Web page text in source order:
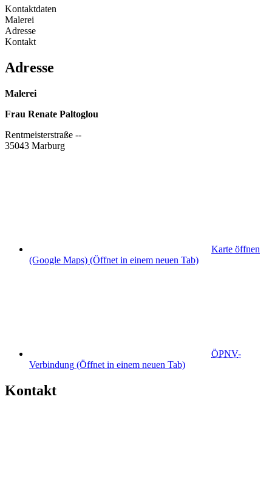
Kontaktdaten
Malerei
Adresse
Kontakt
Adresse
Malerei
Frau Renate Paltoglou
Rentmeisterstraße --
35043 Marburg
Karte öffnen
(Google Maps) (Öffnet in einem neuen Tab)
ÖPNV-
Verbindung (Öffnet in einem neuen Tab)
Kontakt